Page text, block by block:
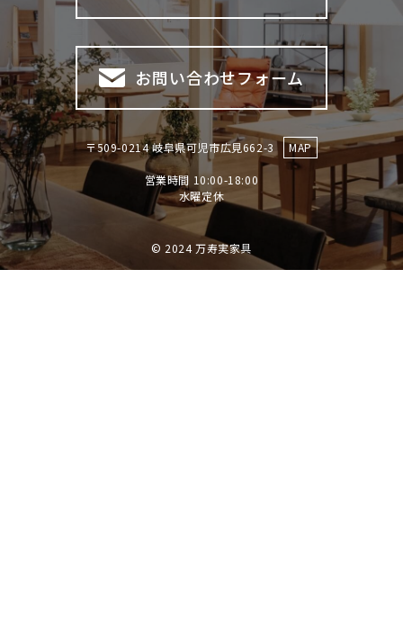
お問い合わせフォーム
〒509-0214 岐阜県可児市広見662-3 MAP
営業時間 10:00-18:00
​​​​​​​水曜定休
© 2024 万寿実家具